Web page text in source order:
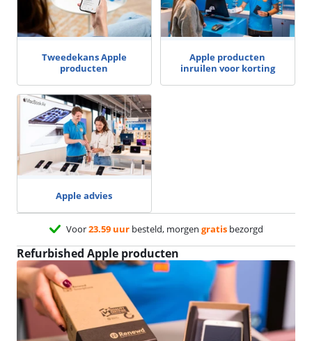
Tweedekans Apple
producten
Apple producten
inruilen voor korting
Apple advies
Voor23.59 uurbesteld, morgen gratisbezorgd
Refurbished Apple producten